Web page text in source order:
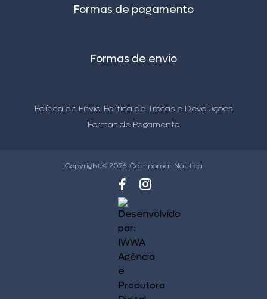
Formas de pagamento
Formas de envio
Política de Envio Política de Trocas e Devoluções
Formas de Pagamento
Copyright © 2026. Campomar Náutica